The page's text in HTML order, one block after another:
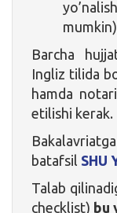
Barcha
Ingliz tilida
hamda
etilishi kerak.
batafsil SHU
Talab
checklist) bu